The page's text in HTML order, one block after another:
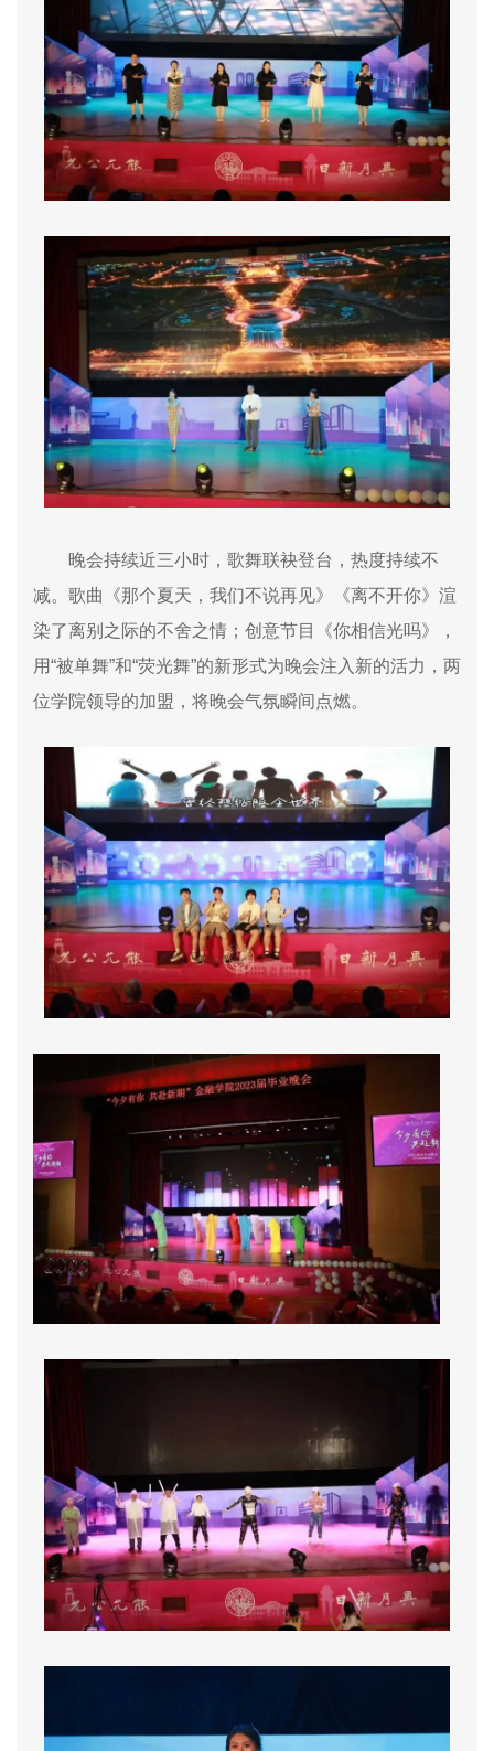
晚会持续近三小时，歌舞联袂登台，热度持续不
减。歌曲《那个夏天，我们不说再见》《离不开你》渲
染了离别之际的不舍之情；创意节目《你相信光吗》，
用“被单舞”和“荧光舞”的新形式为晚会注入新的活力，两
位学院领导的加盟，将晚会气氛瞬间点燃。